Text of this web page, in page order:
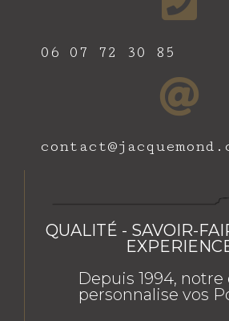
06 07 72 30 85
QUALITÉ - SAVOIR-
Depuis 1994,
personnalise vos